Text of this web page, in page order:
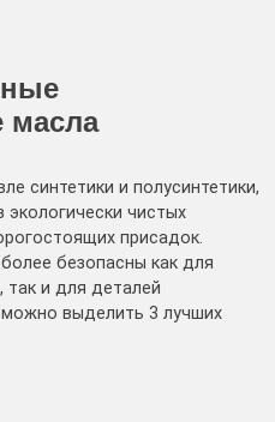
масла
синтетики и полусинтетики,
экологически чистых
присадок.
безопасны как для
и для деталей
можно выделить 3 лучших